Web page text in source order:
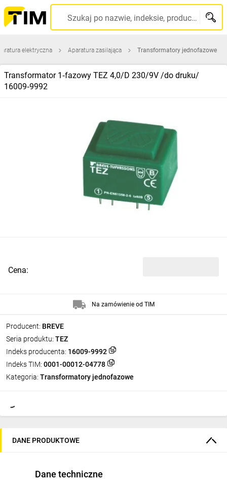
Szukaj po nazwie, indeksie, producencie, kodzie kreskowym...
elektryczna Aparatura zasilająca Transformatory jednofazowe
Transformator 1‑fazowy TEZ 4,0/D 230/9V /do druku/
16009‑9992
Producent: BREVE
Seria produktu: TEZ
Indeks producenta: 16009-9992
Indeks TIM: 0001-00012-04778
Kategoria: Transformatory jednofazowe
Cena:
Na zamówienie od TIM
DANE PRODUKTOWE
Dane techniczne